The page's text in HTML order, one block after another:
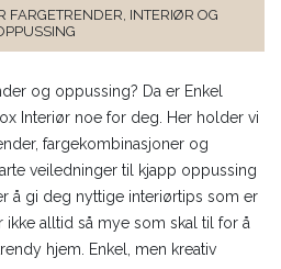
FARGETRENDER, INTERIØR OG
og oppussing? Da er Enkel
Interiør noe for deg. Her holder vi
fargekombinasjoner og
veiledninger til kjapp oppussing
å gi deg nyttige interiørtips som er
ikke alltid så mye som skal til for å
hjem. Enkel, men kreativ